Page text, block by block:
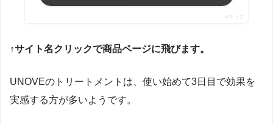
ポチップ
↑サイト名クリックで商品ページに飛びます。
UNOVEのトリートメントは、使い始めて3日目で効果を
実感する方が多いようです。